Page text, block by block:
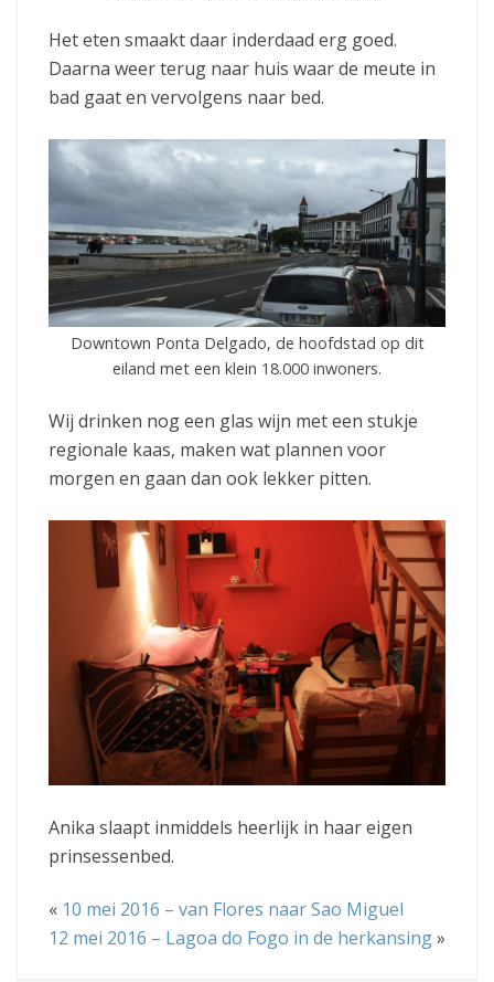
Het eten smaakt daar inderdaad erg goed.
Daarna weer terug naar huis waar de meute in
bad gaat en vervolgens naar bed.
Downtown Ponta Delgado, de hoofdstad op dit
eiland met een klein 18.000 inwoners.
Wij drinken nog een glas wijn met een stukje
regionale kaas, maken wat plannen voor
morgen en gaan dan ook lekker pitten.
Anika slaapt inmiddels heerlijk in haar eigen
prinsessenbed.
« 10 mei 2016 – van Flores naar Sao Miguel
12 mei 2016 – Lagoa do Fogo in de herkansing»